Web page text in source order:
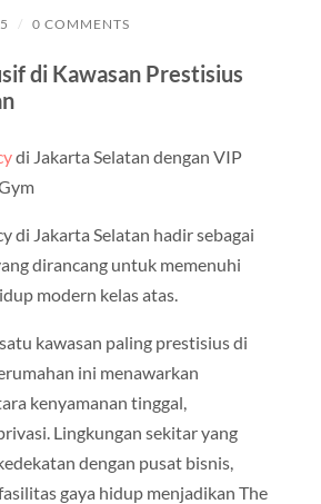
/ 0 COMMENTS
di Kawasan Prestisius
di Jakarta Selatan dengan VIP
di Jakarta Selatan hadir sebagai
dirancang untuk memenuhi
modern kelas atas.
kawasan paling prestisius di
ini menawarkan
kenyamanan tinggal,
Lingkungan sekitar yang
dengan pusat bisnis,
gaya hidup menjadikan The